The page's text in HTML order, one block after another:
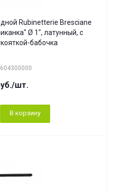
Rubinetterie Bresciane
Ø 1", латунный, с
бабочка
/шт.
В корзину